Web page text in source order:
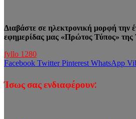
Διαβάστε σε ηλεκτρονική μορφή την
εφημερίδας μας «Πρώτος Τύπος» της
fyllo 1280
Facebook Twitter Pinterest WhatsApp
Ίσως σας ενδιαφέρουν: